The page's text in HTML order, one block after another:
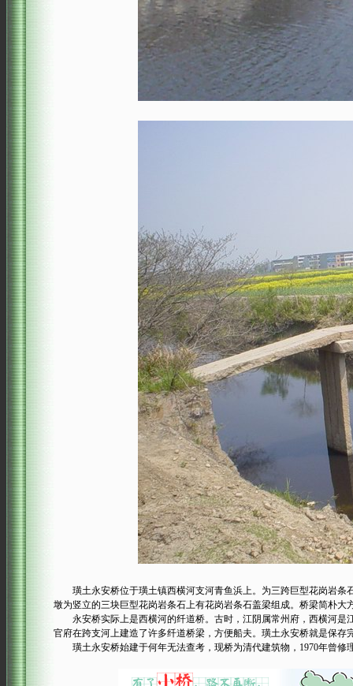
璜土永安桥位于璜土镇西横河支河青鱼浜上。为三跨巨型花岗岩条
墩为竖立的三块巨型花岗岩条石上有花岗岩条石盖梁组成。桥梁简朴大
永安桥实际上是西横河的纤道桥。古时，江阴属常州府，西横河是
官府在跨支河上建造了许多纤道桥梁，方便船夫。璜土永安桥就是保存
璜土永安桥始建于何年无法查考，现桥为清代建筑物，1970年曾修